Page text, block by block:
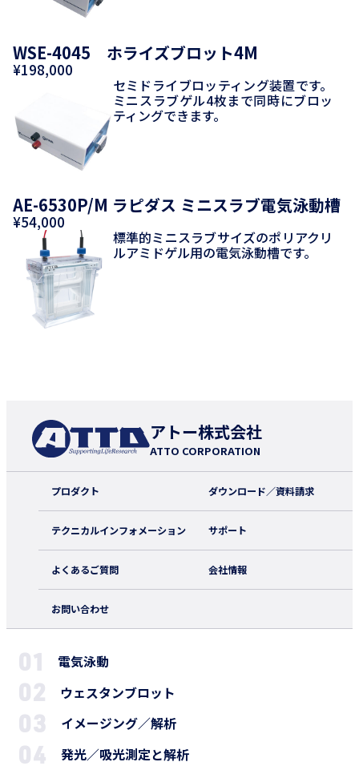
WSE-4045 ホライズブロット4M
¥198,000
セミドライブロッティング装置です。
ミニスラブゲル4枚まで同時にブロッ
ティングできます。
AE-6530P/M ラピダス ミニスラブ電気泳動槽
¥54,000
標準的ミニスラブサイズのポリアクリ
ルアミドゲル用の電気泳動槽です。
アトー株式会社
ATTO CORPORATION
プロダクト ダウンロード／資料請求
テクニカルインフォメーション サポート
よくあるご質問 会社情報
お問い合わせ
電気泳動
ウェスタンブロット
イメージング／解析
発光／吸光測定と解析